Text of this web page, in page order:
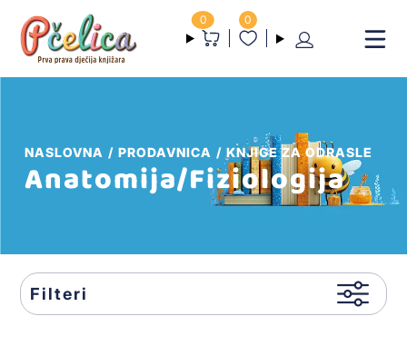
0 0
NASLOVNA PRODAVNICA KNJIGE ZA ODRASLE
Anatomija/Fiziologija
Filteri